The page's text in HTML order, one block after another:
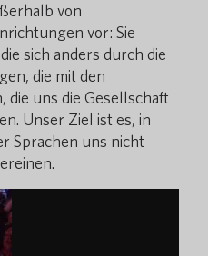
von
vor: Sie
sich anders durch die
die mit den
die uns die Gesellschaft
Unser Ziel ist es, in
Sprachen uns nicht